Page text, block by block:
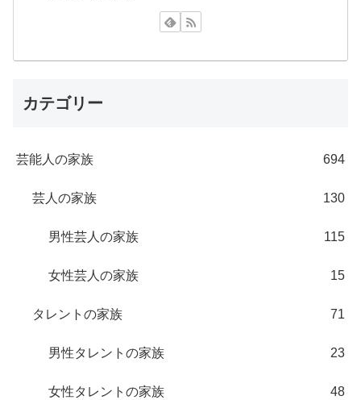
カテゴリー
芸能人の家族 694
芸人の家族 130
男性芸人の家族 115
女性芸人の家族 15
タレントの家族 71
男性タレントの家族 23
女性タレントの家族 48